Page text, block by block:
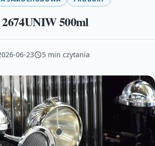
500ml
06-23 5 min czytania